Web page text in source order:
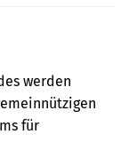
werden
für